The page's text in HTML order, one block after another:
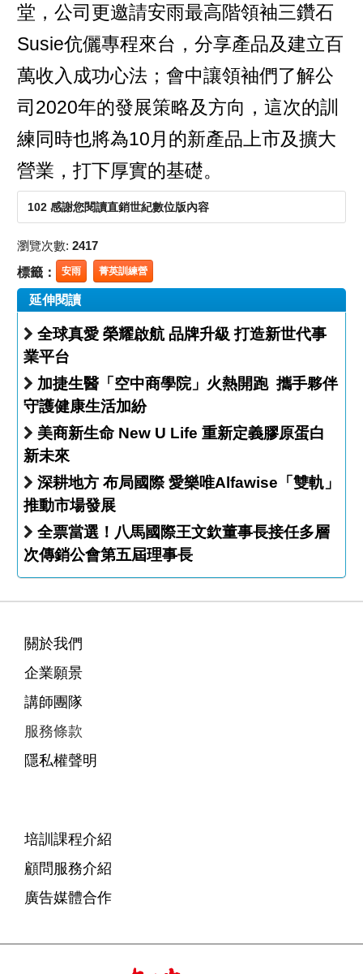
堂，公司更邀請安雨最高階領袖三鑽石
Susie伉儷專程來台，分享產品及建立百
萬收入成功心法；會中讓領袖們了解公
司2020年的發展策略及方向，這次的訓
練同時也將為10月的新產品上市及擴大
營業，打下厚實的基礎。
102 感謝您閱讀直銷世紀數位版內容
瀏覽次數: 2417
標籤： 安雨 菁英訓練營
延伸閱讀
全球真愛 榮耀啟航 品牌升級 打造新世代事
業平台
加捷生醫「空中商學院」火熱開跑 攜手夥伴
守護健康生活加紛
美商新生命 New U Life 重新定義膠原蛋白
新未來
深耕地方 布局國際 愛樂唯Alfawise「雙軌」
推動市場發展
全票當選！八馬國際王文欽董事長接任多層
次傳銷公會第五屆理事長
關於我們
企業願景
講師團隊
服務條款
隱私權聲明
培訓課程介紹
顧問服務介紹
廣告媒體合作